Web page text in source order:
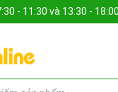
- 11:30 và 13:30 -